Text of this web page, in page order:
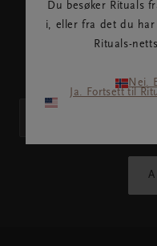
Du besøker Rituals
i, eller fra det du har
Rituals-
Ja. Fortsett til Rituals United States of
Rituals.
beskrevet